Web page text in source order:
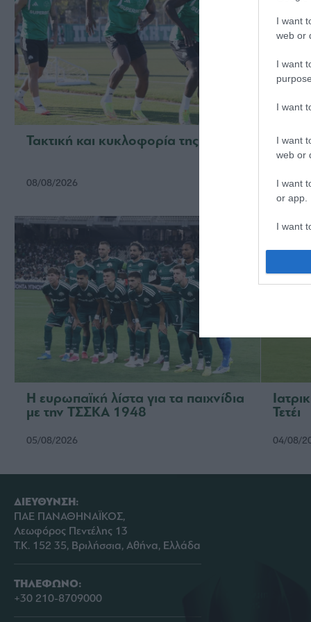
I want
web or
I want
I want
I want
web or
I want
or app.
I want
I want
Τακτική και κυκλοφορία της μπάλας
08/08/2026 06/08/
Η ευρωπαϊκή λίστα για τα παιχνίδια
με την ΤΣΣΚΑ 1948
05/08/2026
Τετέι
04/08/
ΔΙΕΥΘΥΝΣΗ:
ΠΑΕ ΠΑΝΑΘΗΝΑΪΚΟΣ,
Λεωφόρος Πεντέλης 13
Τ.Κ. 152 35, Βριλήσσια, Αθήνα, Ελλάδα
ΤΗΛΕΦΩΝΟ:
+30 210-8709000